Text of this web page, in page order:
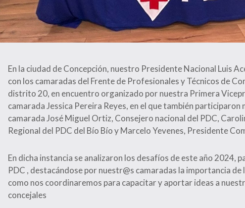
En la ciudad de Concepción, nuestro Presidente Nacional Luis
con los camaradas del Frente de Profesionales y Técnicos de
distrito 20, en encuentro organizado por nuestra Primera
camarada Jessica Pereira Reyes, en el que también
camarada José Miguel Ortiz, Consejero nacional del PDC,
Regional del PDC del Bío Bío y Marcelo Yevenes, Presidente
En dicha instancia se analizaron los desafíos de este año 2024,
PDC , destacándose por nuestr@s camaradas la importancia de
como nos coordinaremos para capacitar y aportar ideas a
concejales